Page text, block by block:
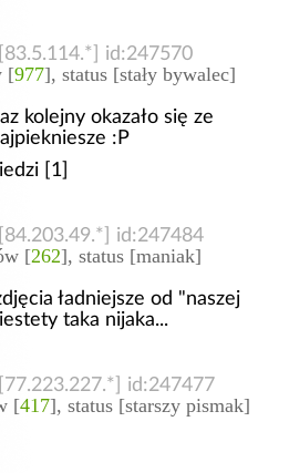
id:247570
[977], status [stały bywalec]
kolejny okazało się ze
:P
[1]
id:247484
[262], status [maniak]
ładniejsze od "naszej
taka nijaka...
id:247477
[417], status [starszy pismak]